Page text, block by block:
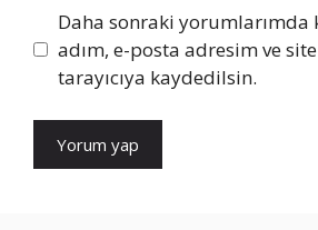
Daha sonraki yorumlarımda
adım, e-posta adresim ve
tarayıcıya kaydedilsin.